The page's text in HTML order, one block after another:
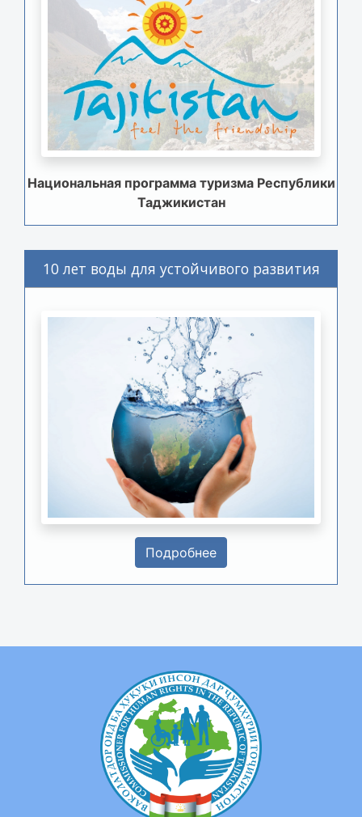
Национальная программа туризма Республики
Таджикистан
10 лет воды для устойчивого развития
Подробнее